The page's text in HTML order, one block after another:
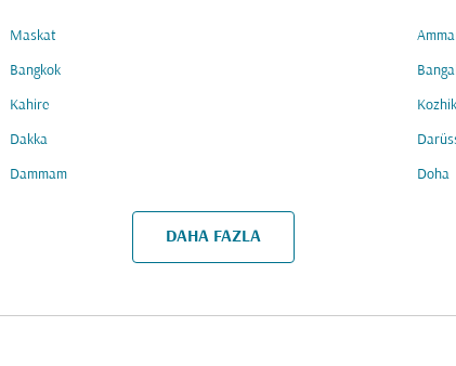
Maskat
Bangkok
Kahire
Dakka
Dammam Doha
DAHA FAZLA